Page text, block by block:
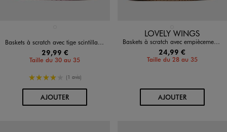
Baskets à scratch avec tige scintillante fille - Hello Kitty
29,99 €
Taille du 30 au 35
4/5 de moyenne
(1 avis)
AJOUTERAU PANIER
Disponible en 1 coloris
LOVELY WINGS
Baskets à scratch avec empiècements colorés fille - Lovely Wings
24,99 €
Taille du 28 au 35
AJOUTERAU PANIER